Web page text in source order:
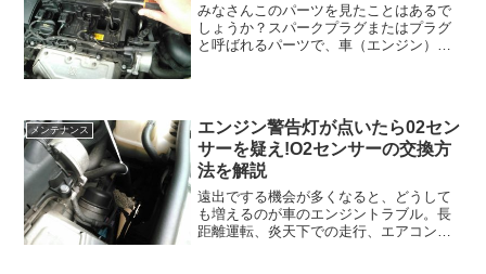
みなさんこのパーツを見たことはあるで
しょうか？スパークプラグまたはプラグ
と呼ばれるパーツで、車（エンジン）を
メンテナンス
エンジン警告灯が点いたら02セン
サーを疑え!O2センサーの交換方
法を解説
遠出でする機会が多くなると、どうして
も増えるのが車のエンジントラブル。長
距離運転、炎天下での走行、エアコンを